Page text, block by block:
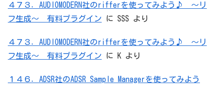
４７３．AUDIOMODERN社のrifferを使ってみよう♪ ～リ
フ生成～ 有料プラグイン に SSS より
４７３．AUDIOMODERN社のrifferを使ってみよう♪ ～リ
フ生成～ 有料プラグイン に K より
１４６．ADSR社のADSR Sample Managerを使ってみよう